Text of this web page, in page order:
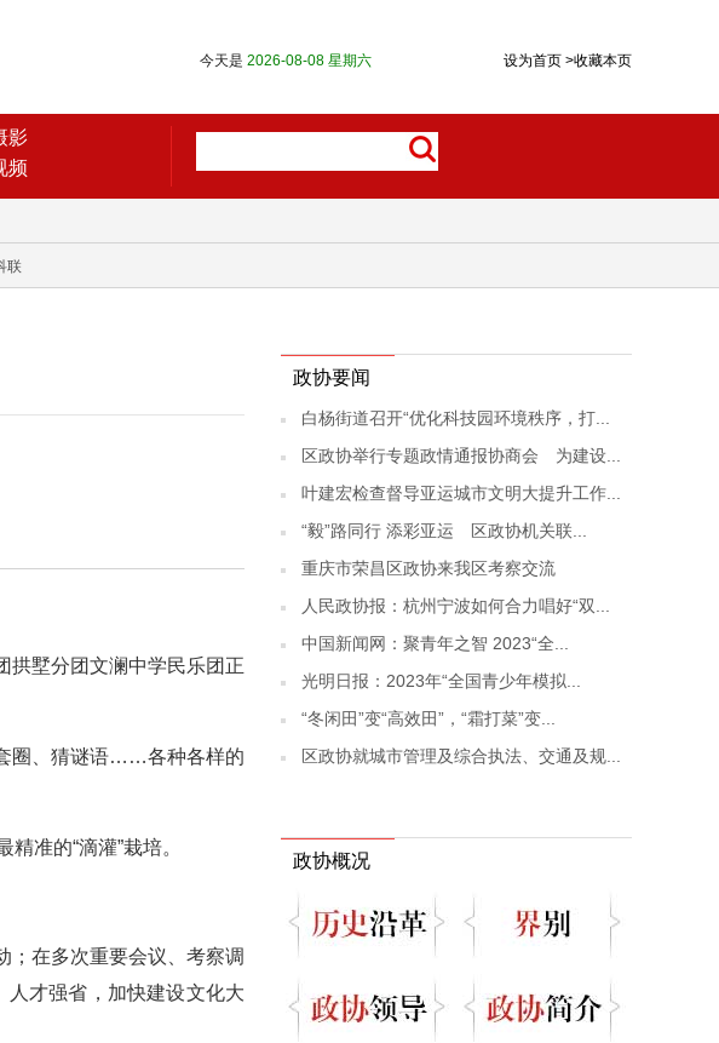
设为首页 >收藏本页
今天是 2026-08-08 星期六
影
频
联
墅分团文澜中学民乐团正
圈、猜谜语……各种各样的
准的“滴灌”栽培。
；在多次重要会议、考察调
人才强省，加快建设文化大
政协要闻
白杨街道召开“优化科技园环境秩序，打...
区政协举行专题政情通报协商会 为建设...
叶建宏检查督导亚运城市文明大提升工作...
“毅”路同行 添彩亚运 区政协机关联...
重庆市荣昌区政协来我区考察交流
人民政协报：杭州宁波如何合力唱好“双...
中国新闻网：聚青年之智 2023“全...
光明日报：2023年“全国青少年模拟...
“冬闲田”变“高效田”，“霜打菜”变...
区政协就城市管理及综合执法、交通及规...
政协概况